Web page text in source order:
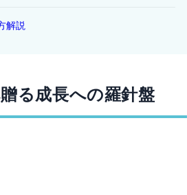
解説
る成長への羅針盤